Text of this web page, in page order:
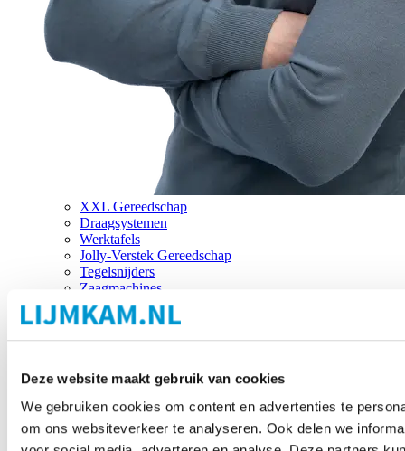
Deze website maakt gebruik van cookies
We gebruiken cookies om content en advertenties te
om ons websiteverkeer te analyseren. Ook delen we
XXL Gereedschap
Draagsystemen
Werktafels
Jolly-Verstek Gereedschap
Tegelsnijders
Zaagmachines
Merken